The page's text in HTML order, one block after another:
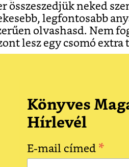
összeszedjük neked
legfontosabb
olvashasd. Nem
lesz egy csomó extra
Könyves
Hírlevél
E-mail címed *